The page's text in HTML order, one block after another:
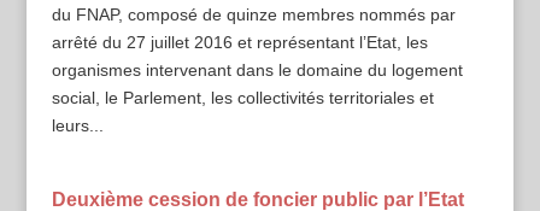
du FNAP, composé de quinze membres nommés par
arrêté du 27 juillet 2016 et représentant l’Etat, les
organismes intervenant dans le domaine du logement
social, le Parlement, les collectivités territoriales et
leurs...
Deuxième cession de foncier public par l’Etat